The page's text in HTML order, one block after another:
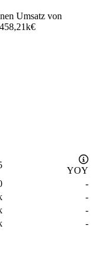
Umsatz von
458,21k€
YOY
-
-
-
-